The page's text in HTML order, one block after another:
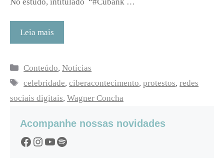
Leia mais
Categorias
Conteúdo,Notícias
Tags
celebridade,ciberacontecimento,protestos,redes
sociais digitais, Wagner Concha
Acompanhe nossas novidades
Facebook
Instagram
YouTube
Spotify